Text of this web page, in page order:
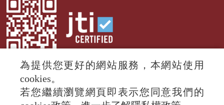
© 2024 RTI (Radio Taiwan International).
為提供您更好的網站服務，本網站使用
cookies。
若您繼續瀏覽網頁即表示您同意我們的